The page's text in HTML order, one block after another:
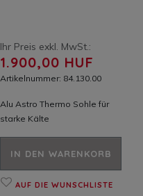
Ihr Preis exkl. MwSt.:
1.900,00 HUF
Artikelnummer: 84.130.00
Alu Astro Thermo Sohle für
starke Kälte
IN DEN WARENKORB
AUF DIE WUNSCHLISTE